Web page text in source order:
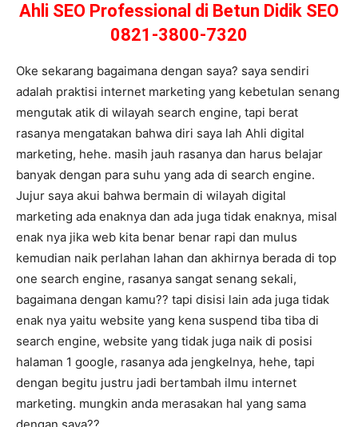
Ahli SEO Professional di Betun Didik SEO
0821-3800-7320
Oke sekarang bagaimana dengan saya? saya sendiri
adalah praktisi internet marketing yang kebetulan senang
mengutak atik di wilayah search engine, tapi berat
rasanya mengatakan bahwa diri saya lah Ahli digital
marketing, hehe. masih jauh rasanya dan harus belajar
banyak dengan para suhu yang ada di search engine.
Jujur saya akui bahwa bermain di wilayah digital
marketing ada enaknya dan ada juga tidak enaknya, misal
enak nya jika web kita benar benar rapi dan mulus
kemudian naik perlahan lahan dan akhirnya berada di top
one search engine, rasanya sangat senang sekali,
bagaimana dengan kamu?? tapi disisi lain ada juga tidak
enak nya yaitu website yang kena suspend tiba tiba di
search engine, website yang tidak juga naik di posisi
halaman 1 google, rasanya ada jengkelnya, hehe, tapi
dengan begitu justru jadi bertambah ilmu internet
marketing. mungkin anda merasakan hal yang sama